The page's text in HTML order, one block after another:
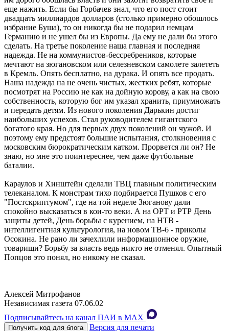
еще нажить. Если бы Горбачев знал, что его пост стоит
двадцать миллиардов долларов (столько примерно обошлось
избрание Буша), то он никогда бы не подарил немцам
Германию и не ушел бы из Европы. Да ему не дали бы этого
сделать. На третье поколение наша главная и последняя
надежда. Не на коммунистов-бессребреников, которые
мечтают на зюгановском или селезневском самолете залететь
в Кремль. Опять бесплатно, на дурака. И опять все продать.
Наша надежда на не очень чистых, жестких ребят, которые
посмотрят на Россию не как на дойную корову, а как на свою
собственность, которую бог им указал хранить, приумножать
и передать детям. Из нового поколения Дарькин достиг
наибольших успехов. Стал руководителем гигантского
богатого края. Но для первых двух поколений он чужой. И
поэтому ему предстоят большие испытания, столкновения с
московским бюрократическим катком. Прорвется ли он? Не
знаю, но мне это поинтереснее, чем даже футбольные
баталии.
Караулов и Хинштейн сделали ТВЦ главным политическим
телеканалом. К монстрам тихо подбирается Пушков с его
"Постскриптумом", где на той неделе Зюганову дали
спокойно высказаться в кои-то веки. А на ОРТ и РТР День
защиты детей, День борьбы с курением, на НТВ -
интеллигентная культурология, на новом ТВ-6 - приколы
Осокина. Не рано ли зачехлили информационное оружие,
товарищи? Борьбу за власть ведь никто не отменял. Опытный
Попцов это понял, но никому не сказал.
Алексей Митрофанов
Независимая газета 07.06.02
Подписывайтесь на канал ПАИ в MAХ
Получить код для блога
Версия для печати